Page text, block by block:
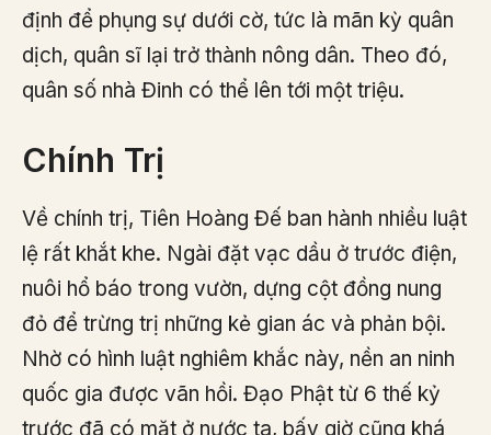
định để phụng sự dưới cờ, tức là mãn kỳ quân
dịch, quân sĩ lại trở thành nông dân. Theo đó,
quân số nhà Đinh có thể lên tới một triệu.
Chính Trị
Về chính trị, Tiên Hoàng Đế ban hành nhiều luật
lệ rất khắt khe. Ngài đặt vạc dầu ở trước điện,
nuôi hổ báo trong vườn, dựng cột đồng nung
đỏ để trừng trị những kẻ gian ác và phản bội.
Nhờ có hình luật nghiêm khắc này, nền an ninh
quốc gia được vãn hồi. Đạo Phật từ 6 thế kỷ
trước đã có mặt ở nước ta, bấy giờ cũng khá